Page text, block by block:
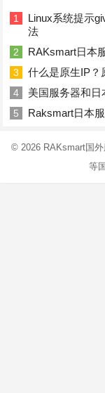
1
Linux系统提示
法
2 RAKsmart日本
3 什么是原生IP？
4 美国服务器和日
5 Raksmart日本
© 2026 RAKsmart国
等